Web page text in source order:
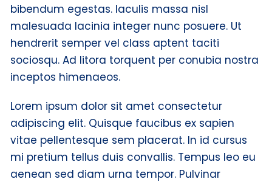
bibendum egestas. Iaculis massa nisl
malesuada lacinia integer nunc posuere. Ut
hendrerit semper vel class aptent taciti
sociosqu. Ad litora torquent per conubia nostra
inceptos himenaeos.
Lorem ipsum dolor sit amet consectetur
adipiscing elit. Quisque faucibus ex sapien
vitae pellentesque sem placerat. In id cursus
mi pretium tellus duis convallis. Tempus leo eu
aenean sed diam urna tempor. Pulvinar